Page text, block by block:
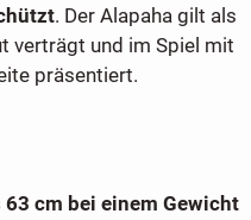
. Der Alapaha gilt als
verträgt und im Spiel mit
präsentiert.
cm bei einem Gewicht